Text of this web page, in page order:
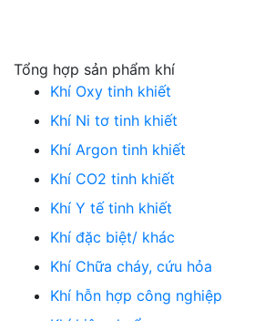
Tổng hợp sản phẩm khí
Khí Oxy tinh khiết
Khí Ni tơ tinh khiết
Khí Argon tinh khiết
Khí CO2 tinh khiết
Khí Y tế tinh khiết
Khí đặc biệt/ khác
Khí Chữa cháy, cứu hỏa
Khí hỗn hợp công nghiệp